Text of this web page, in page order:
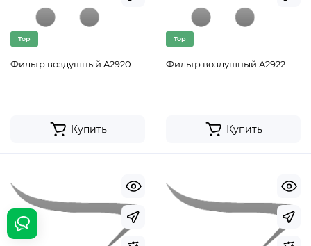
Top
Фильтр воздушный A2920
Купить
Top
Фильтр воздушный A2922
Купить